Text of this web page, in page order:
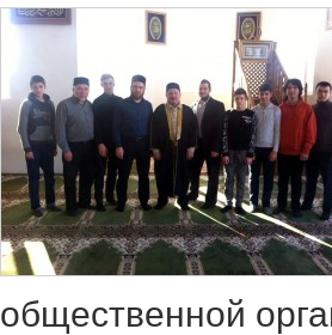
общественной